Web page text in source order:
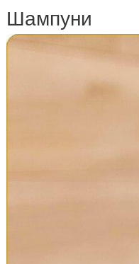
здесь
Шампуни